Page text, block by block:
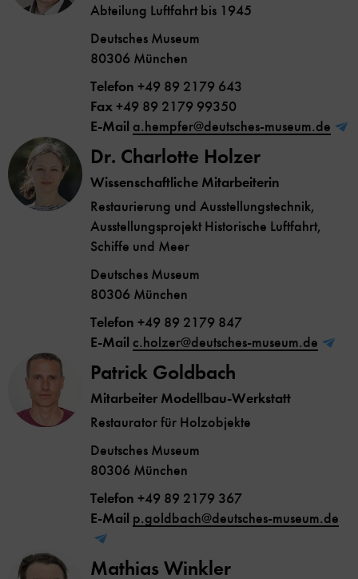
Abteilung Luftfahrt bis 1945
Deutsches Museum
80306 München
Telefon +49 89 2179 643
Fax+49 89 2179 99350
E-Mail a.hempfer@deutsches-museum.de
Dr. Charlotte Holzer
Wissenschaftliche Mitarbeiterin
Restaurierung und Ausstellungstechnik,
Ausstellungsprojekt Historische Luftfahrt,
Schiffe und Meer
Deutsches Museum
80306 München
Telefon +49 89 2179 847
E-Mail c.holzer@deutsches-museum.de
Patrick Goldbach
Mitarbeiter Modellbau-Werkstatt
Restaurator für Holzobjekte
Deutsches Museum
80306 München
Telefon +49 89 2179 367
E-Mail p.goldbach@deutsches-museum.de
Mathias Winkler